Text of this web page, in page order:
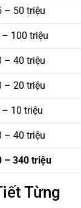
– 50 triệu
– 100 triệu
– 40 triệu
– 20 triệu
– 10 triệu
– 40 triệu
– 340 triệu
Từng